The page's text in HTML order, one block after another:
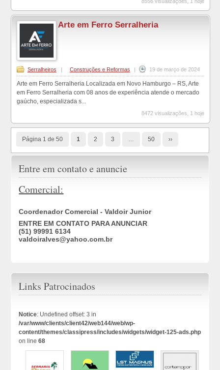
Arte em Ferro Serralheria
Serralheiros Construções e Reformas 19 de março de 2024
Arte em Ferro Serralheria Localizada em Novo Hamburgo – RS, Arte
em Ferro Serralheria com 08 anos de experiência atende o mercado
gaúcho, especializada s...
8472 visualizações, 1 hoje
Página 1 de 50 1 2 3 50 ››
Entre em contato e anuncie
Comercial:
Coordenador Comercial - Valdoir Junior
ENTRE EM CONTATO PARA ANUNCIAR
(51) 99991 6134
valdoiralves@yahoo.com.br
Links Patrocinados
Notice: Undefined offset: 3 in
/var/www/clients/client42/web144/web/wp-
content/themes/classipress/includes/widgets/widget-125-ads.php
on line68